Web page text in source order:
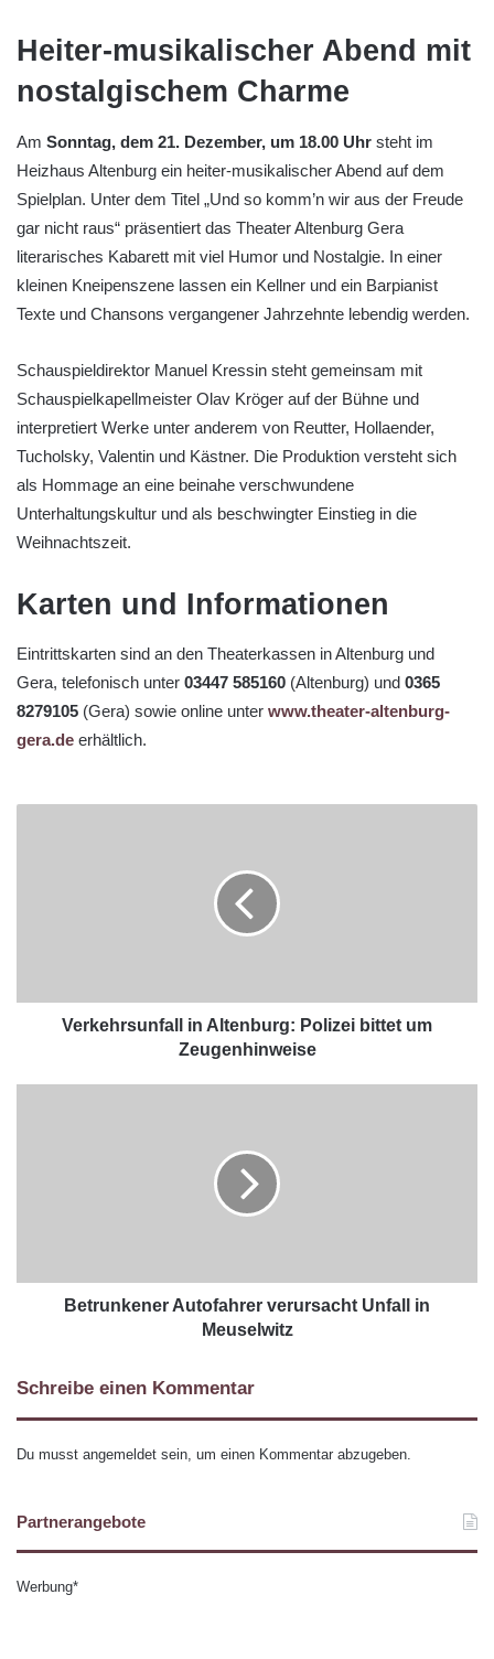
Heiter-musikalischer Abend mit
nostalgischem Charme
Am Sonntag, dem 21. Dezember, um 18.00 Uhr steht im
Heizhaus Altenburg ein heiter-musikalischer Abend auf dem
Spielplan. Unter dem Titel „Und so komm’n wir aus der Freude
gar nicht raus“ präsentiert das Theater Altenburg Gera
literarisches Kabarett mit viel Humor und Nostalgie. In einer
kleinen Kneipenszene lassen ein Kellner und ein Barpianist
Texte und Chansons vergangener Jahrzehnte lebendig werden.
Schauspieldirektor Manuel Kressin steht gemeinsam mit
Schauspielkapellmeister Olav Kröger auf der Bühne und
interpretiert Werke unter anderem von Reutter, Hollaender,
Tucholsky, Valentin und Kästner. Die Produktion versteht sich
als Hommage an eine beinahe verschwundene
Unterhaltungskultur und als beschwingter Einstieg in die
Weihnachtszeit.
Karten und Informationen
Eintrittskarten sind an den Theaterkassen in Altenburg und
Gera, telefonisch unter 03447 585160 (Altenburg) und 0365
8279105 (Gera) sowie online unter www.theater-altenburg-
gera.de erhältlich.
Verkehrsunfall in Altenburg: Polizei bittet um
Zeugenhinweise
Betrunkener Autofahrer verursacht Unfall in
Meuselwitz
Schreibe einen Kommentar
Du musst angemeldet sein, um einen Kommentar abzugeben.
Partnerangebote
Werbung*